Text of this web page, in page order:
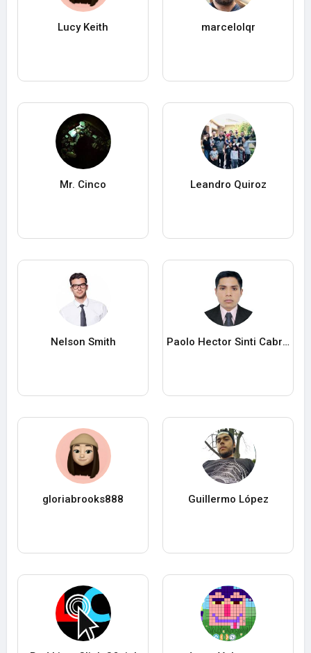
Lucy Keith marcelolqr
Mr. Cinco Leandro Quiroz
Nelson Smith Paolo Hector Sinti Cabrera
gloriabrooks888 Guillermo López